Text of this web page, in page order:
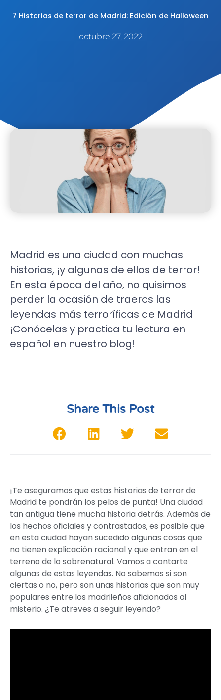
7 Historias de terror de Madrid: Edición de Halloween
octubre 27, 2022
Madrid es una ciudad con muchas
historias, ¡y algunas de ellos de terror!
En esta época del año, no quisimos
perder la ocasión de traeros las
leyendas más terroríficas de Madrid
¡Conócelas y practica tu lectura en
español en nuestro blog!
Share This Post
¡Te aseguramos que estas historias de terror de
Madrid te pondrán los pelos de punta! Una ciudad
tan antigua tiene mucha historia detrás. Además de
los hechos oficiales y contrastados, es posible que
en esta ciudad hayan sucedido algunas cosas que
no tienen explicación racional y que entran en el
terreno de lo sobrenatural. Vamos a contarte
algunas de estas leyendas. No sabemos si son
ciertas o no, pero son unas historias que son muy
populares entre los madrileños aficionados al
misterio. ¿Te atreves a seguir leyendo?